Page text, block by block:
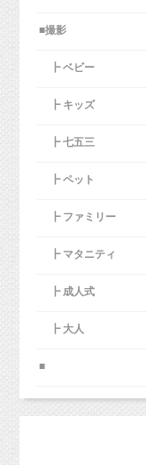
大人気♡
ン誕生！
info@studio-milk.jp
ネット予約は下記
可愛いお洋服で着て
K.H.様、アンケ
ず、なぜスタ
バタバタと毎
後から”撮れば
供の誕生日など
O.K.様、アン
皆さんのご対応
ず、なぜスタ
お手頃なキャ
う設定価格です
残して下さるの
小さいうちだ
アンケートへの
た！
■撮影
┣ ベビー
┣ キッズ
┣ 七五三
┣ ペット
┣ ファミリー
┣ マタニティ
┣ 成人式
┣ 大人
■